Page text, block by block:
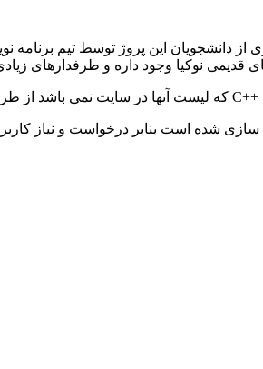
دانشجویان این پروژ توسط تیم برنامه
قدیمی نوکیا وجود داره و طرفدارهای
C++ که لیست آنها در سایت نمی باشد از
شده است بنابر درخواست و نیاز